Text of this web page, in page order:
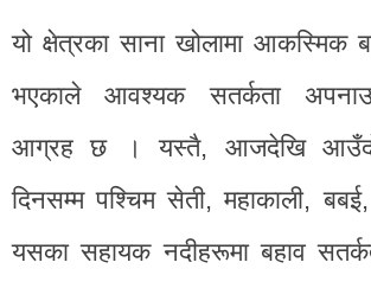
यो क्षेत्रका साना खोलामा
भएकाले आवश्यक सतर्कता
आग्रह छ । यस्तै, आजदेखि आउँदो
दिनसम्म पश्चिम सेती, महाकाली, बबई,
यसका सहायक नदीहरूमा बहाव